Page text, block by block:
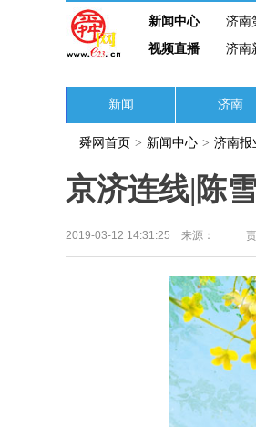
新闻中心 济南
视频直播
济南
新闻 济南
舜网首页 > 新闻中心 > 济南报
京济连线|陈
2019-03-12 14:31:25 来源：